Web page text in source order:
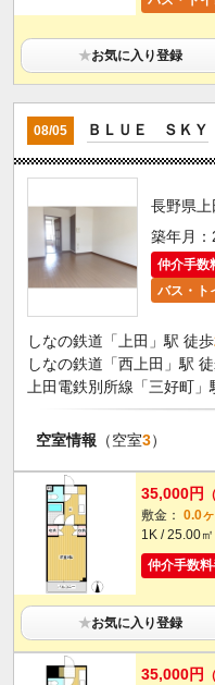
★お気に入り登録
08/05 ＢＬＵＥ ＳＫＹ
長野県
築年月
仲介手数
バス・ト
しなの鉄道「上田」駅 徒歩
しなの鉄道「西上田」駅
上田電鉄別所線「三好町」
空室情報 （空室3）
35,000円
敷金： 0.0ヶ
1K / 25.00
仲介手数
★お気に入り登録
35,000円